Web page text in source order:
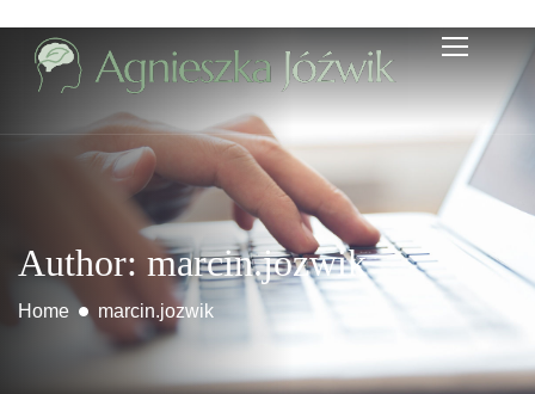
Author: marcin.jozwik
Home marcin.jozwik